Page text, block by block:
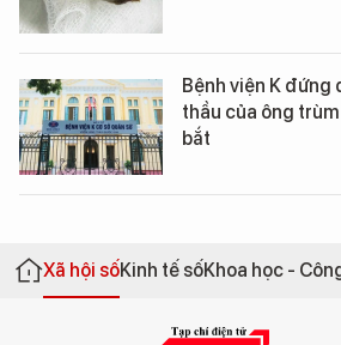
Bệnh viện K
thầu của ông
bắt
Xã hội sốKinh tế sốKhoa học -